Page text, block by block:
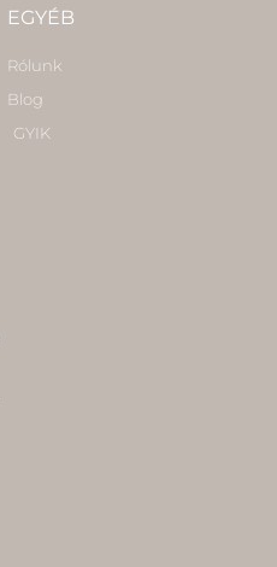
EGYÉB
Rólunk
Blog
GYIK